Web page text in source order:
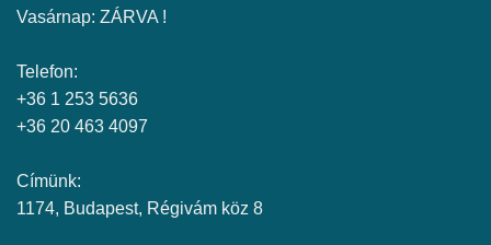
Vasárnap: ZÁRVA !
Telefon:
+36 1 253 5636
+36 20 463 4097
Címünk:
1174, Budapest, Régivám köz 8